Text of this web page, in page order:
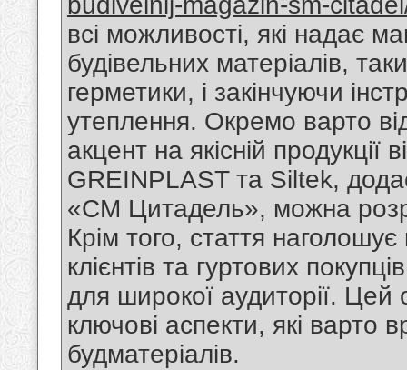
всі можливості, які надає
будівельних матеріалів,
герметики, і закінчуючи
утеплення. Окремо варто
акцент на якісній продукції
GREINPLAST та Siltek,
«СМ Цитадель», можна
Крім того, стаття
клієнтів та гуртових
для широкої аудиторії. Цей
ключові аспекти, які варто
будматеріалів.